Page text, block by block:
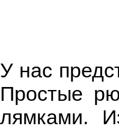
У нас
Простые
лямками.